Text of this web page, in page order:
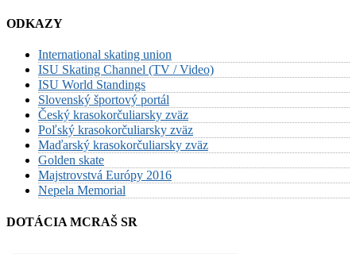
ODKAZY
International skating union
ISU Skating Channel (TV / Video)
ISU World Standings
Slovenský športový portál
Český krasokorčuliarsky zväz
Poľský krasokorčuliarsky zväz
Maďarský krasokorčuliarsky zväz
Golden skate
Majstrovstvá Európy 2016
Nepela Memorial
DOTÁCIA MCRAŠ SR